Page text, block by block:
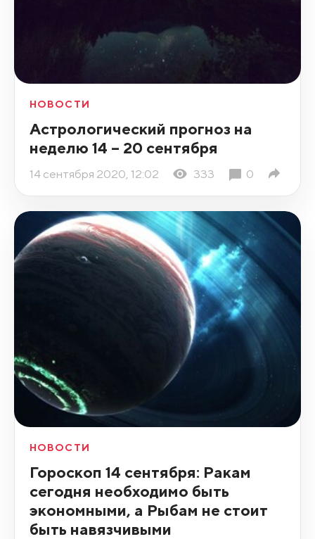
НОВОСТИ
Астрологический прогноз на
неделю 14 – 20 сентября ⁣
14 сентября 2020, 12:02 333 0
НОВОСТИ
Гороскоп 14 сентября: Ракам
сегодня необходимо быть
экономными, а Рыбам не стоит
быть навязчивыми